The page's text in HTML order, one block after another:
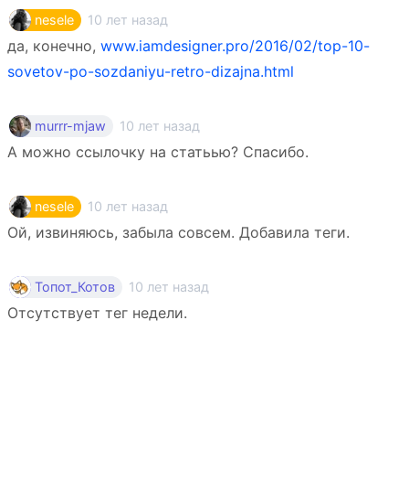
nesele 10 лет назад
да, конечно, www.iamdesigner.pro/2016/02/top-10-
sovetov-po-sozdaniyu-retro-dizajna.html
murrr-mjaw 10 лет назад
А можно ссылочку на статьью? Спасибо.
nesele 10 лет назад
Ой, извиняюсь, забыла совсем. Добавила теги.
Топот_Котов 10 лет назад
Отсутствует тег недели.